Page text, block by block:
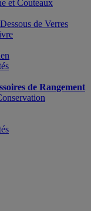
et Couteaux
de Verres
de Rangement